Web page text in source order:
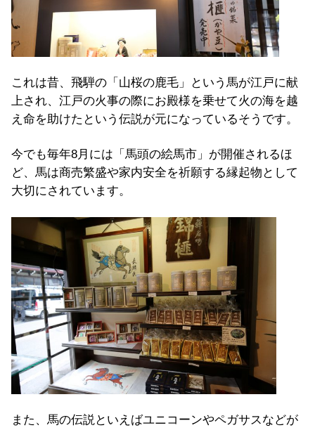
これは昔、飛騨の「山桜の鹿毛」という馬が江戸に献
上され、江戸の火事の際にお殿様を乗せて火の海を越
え命を助けたという伝説が元になっているそうです。
今でも毎年8月には「馬頭の絵馬市」が開催されるほ
ど、馬は商売繁盛や家内安全を祈願する縁起物として
大切にされています。
また、馬の伝説といえばユニコーンやペガサスなどが